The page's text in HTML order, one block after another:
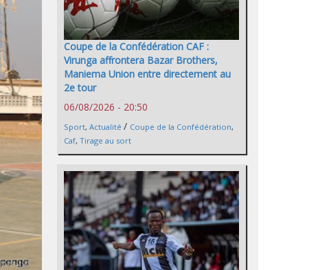
Coupe de la Confédération CAF :
Virunga affrontera Bazar Brothers,
Maniema Union entre directement au
2e tour
06/08/2026 - 20:50
Sport, Actualité / Coupe de la Confédération,
Caf, Tirage au sort